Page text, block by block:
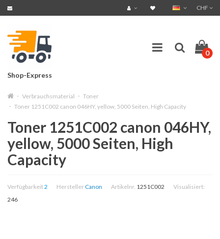
CHF
Shop-Express
0
Verbrauchsmaterial
Toner
Toner 1251C002 canon 046HY, yellow, 5000 Seiten, High Capacity
Toner 1251C002 canon 046HY,
yellow, 5000 Seiten, High
Capacity
Verfügbarkeit2 Hersteller Canon Artikelnr. 1251C002
Visualisiert:
246